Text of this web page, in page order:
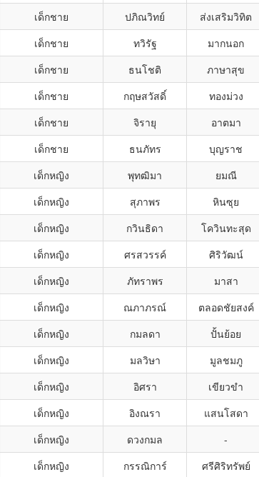
เด็กชาย ปภิณวิทย์ ส่งเสริมวิทิต
เด็กชาย ทวิรัฐ มากนอก
เด็กชาย ธนโชติ ภาษาสุข
เด็กชาย กฤษสวัสดิ์ ทองม่วง
เด็กชาย จิรายุ อาตมา
เด็กชาย ธนภัทร บุญราช
เด็กหญิง พุทฒิมา ยมณี
เด็กหญิง สุภาพร หินซุย
เด็กหญิง กวินธิดา โควินทะสุด
เด็กหญิง ศรสวรรค์ ศิริวัฒน์
เด็กหญิง ภัทราพร มาสา
เด็กหญิง ณภาภรณ์ ตลอดชัยสงค์
เด็กหญิง กมลดา ปั้นย้อย
เด็กหญิง มลวิษา มูลชมภู
เด็กหญิง อิศรา เขียวขำ
เด็กหญิง อิงณรา แสนโสดา
เด็กหญิง ดวงกมล -
เด็กหญิง กรรณิการ์ ศรีศิริทรัพย์